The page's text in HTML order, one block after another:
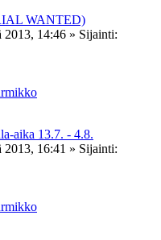
WANTED)
2013, 14:46 » Sijainti:
aika 13.7. - 4.8.
2013, 16:41 » Sijainti: